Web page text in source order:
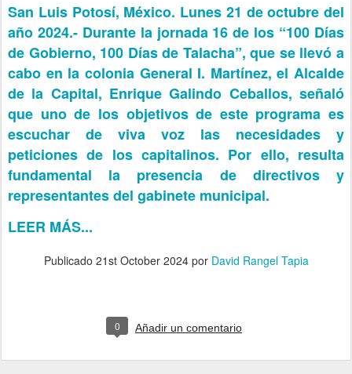
San Luis Potosí, México. Lunes 21 de octubre del
año 2024.- Durante la jornada 16 de los “100 Días
de Gobierno, 100 Días de Talacha”, que se llevó a
cabo en la colonia General I. Martínez, el Alcalde
de la Capital, Enrique Galindo Ceballos, señaló
que uno de los objetivos de este programa es
escuchar de viva voz las necesidades y
peticiones de los capitalinos. Por ello, resulta
fundamental la presencia de directivos y
representantes del gabinete municipal.
LEER MÁS...
Publicado 21st October 2024por David Rangel Tapia
0 Añadir un comentario